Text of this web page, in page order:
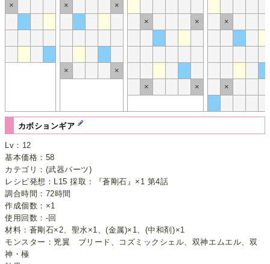
×
×
×
×
× ×
×
×
×
× ×
カボションギア
Lv：12
基本価格：58
カテゴリ：(武器パーツ)
レシピ発想：L15 採取：『蒼剛石』×1 第4話
調合時間：72時間
作成個数：×1
使用回数：-回
材料：蒼剛石×2、聖水×1、(金属)×1、(中和剤)×1
モンスター：兇翼 ブリード、コズミックシェル、双神エムエル、双
神・極